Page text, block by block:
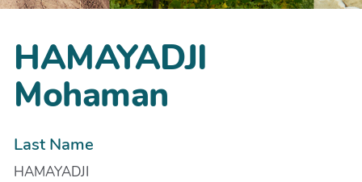
HAMAYADJI
Mohaman
Last Name
HAMAYADJI